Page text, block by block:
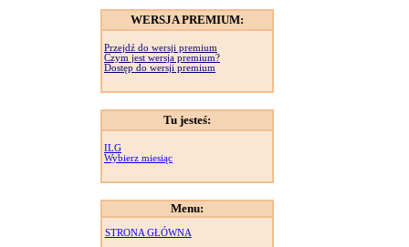
WERSJA PREMIUM:
Przejdź do wersji premium
Czym jest wersja premium?
Dostęp do wersji premium
Tu jesteś:
ILG
Wybierz miesiąc
Menu:
STRONA GŁÓWNA